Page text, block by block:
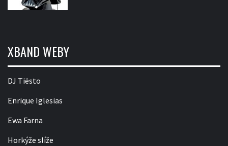
XBAND WEBY
DJ Tiësto
Enrique Iglesias
Ewa Farna
Horkýže slíže